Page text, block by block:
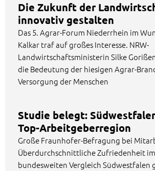
Die Zukunft der
innovativ gestalten
Das 5. Agrar-Forum Niederrhein im
Kalkar traf auf großes Interesse. NRW-
Landwirtschaftsministerin Silke
die Bedeutung der hiesigen Agrar-
Versorgung der Menschen
Studie belegt:
Top-Arbeitgeberregion
Große Fraunhofer-Befragung bei
Überdurchschnittliche Zufriedenheit im
bundesweiten Vergleich Südwestfalen